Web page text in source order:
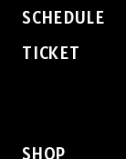
SCHEDULE
TICKET
SHOP